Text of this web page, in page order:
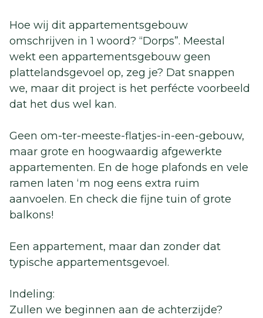
Hoe wij dit appartementsgebouw
omschrijven in 1 woord? “Dorps”. Meestal
wekt een appartementsgebouw geen
plattelandsgevoel op, zeg je? Dat snappen
we, maar dit project is het perfécte voorbeeld
dat het dus wel kan.
Geen om-ter-meeste-flatjes-in-een-gebouw,
maar grote en hoogwaardig afgewerkte
appartementen. En de hoge plafonds en vele
ramen laten ‘m nog eens extra ruim
aanvoelen. En check die fijne tuin of grote
balkons!
Een appartement, maar dan zonder dat
typische appartementsgevoel.
Indeling:
Zullen we beginnen aan de achterzijde?